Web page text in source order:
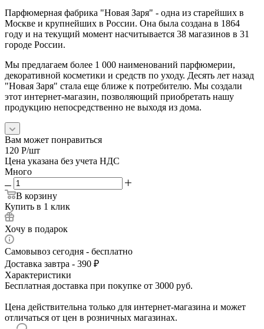
Парфюмерная фабрика "Новая Заря" - одна из старейших в
Москве и крупнейших в России. Она была создана в 1864
году и на текущий момент насчитывается 38 магазинов в 31
городе России.
Мы предлагаем более 1 000 наименований парфюмерии,
декоративной косметики и средств по уходу. Десять лет назад
"Новая Заря" стала еще ближе к потребителю. Мы создали
этот интернет-магазин, позволяющий приобретать нашу
продукцию непосредственно не выходя из дома.
Вам может понравиться
120 Р/шт
Цена указана без учета НДС
Много
В корзину
Купить в 1 клик
Хочу в подарок
Самовывоз сегодня - бесплатно
Доставка завтра - 390 ₽
Характеристики
Бесплатная доставка при покупке от 3000 руб.
Цена действительна только для интернет-магазина и может
отличаться от цен в розничных магазинах.